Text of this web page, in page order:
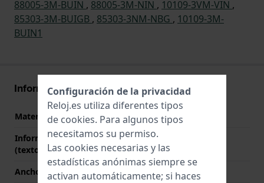
88005-3M-BUIN , 88005-3M-NIN , 10109-3VM-VIN ,
85303-3M-BUIGB , 85303-3NM-NBG , 10109-3M-
BUIN1
Información Correa
Material correa
Acero inoxidable
Información adicional
(texto libre)
Stainless Steel Bracelet
Ancho de correa
24 mm
Configuración de la privacidad
Reloj.es utiliza diferentes tipos
de cookies. Para algunos tipos
necesitamos su permiso.
Las cookies necesarias y las
estadísticas anónimas siempre se
activan automáticamente; si haces